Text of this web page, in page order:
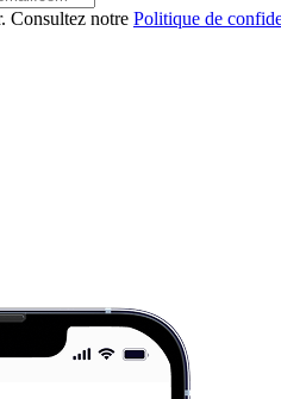
Consultez notre Politique de